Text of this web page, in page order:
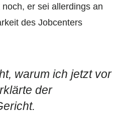
er sei allerdings an
des Jobcenters
warum ich jetzt vor
der